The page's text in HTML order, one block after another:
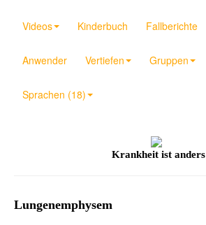
Videos Kinderbuch Fallberichte
Anwender Vertiefen Gruppen
Sprachen (18)
Krankheit ist anders
Lungenemphysem